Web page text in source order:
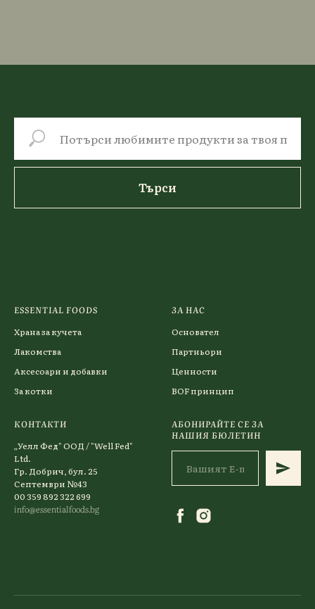
Търси
ESSENTIAL FOODS
Храна за кучета
Лакомства
Аксесоари и добавки
За котки
ЗА НАС
Основател
Партньори
Ценности
BOF принцип
КОНТАКТИ
„Уелл Фед" ООД / "Well Fed"
Ltd.
Гр. Добрич, бул. 25
Септември №43
00 359 892 322 699
info@essentialfoods.bg
АБОНИРАЙТЕ СЕ ЗА
НАШИЯ БЮЛЕТИН